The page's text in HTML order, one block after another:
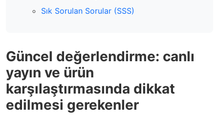
Sık Sorulan Sorular (SSS)
Güncel değerlendirme: canlı
yayın ve ürün
karşılaştırmasında dikkat
edilmesi gerekenler